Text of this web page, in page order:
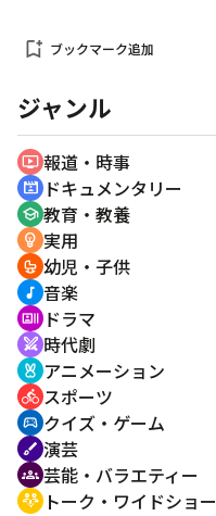
bookmark_add ブックマーク追加
ジャンル
ondemand_video 報道・時事
cinematic_blur ドキュメンタリー
school 教育・教養
emoji_objects 実用
crib 幼児・子供
music_note 音楽
recent_actors ドラマ
swords 時代劇
cruelty_free アニメーション
directions_bike スポーツ
sports_esports クイズ・ゲーム
brush 演芸
groups 芸能・バラエティー
adaptive_audio_mic トーク・ワイドショー